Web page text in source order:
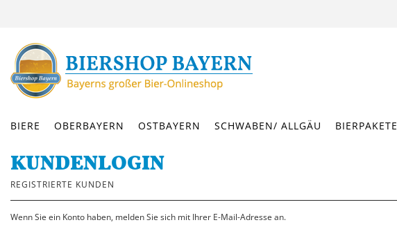
INHALT
BIERE OBERBAYERN OSTBAYERN SCHWABEN/ ALLGÄU BIERPAKETE
KUNDENLOGIN
REGISTRIERTE KUNDEN
Wenn Sie ein Konto haben, melden Sie sich mit Ihrer E-Mail-Adresse an.